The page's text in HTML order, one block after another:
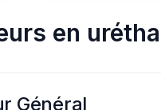
en
Général